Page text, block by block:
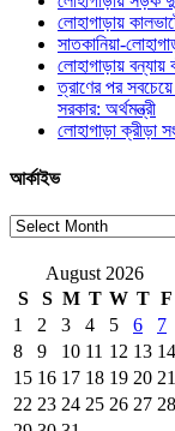
লোহাগাড়ায়
সাতকানিয়া-
লোহাগাড়ায় বন্যায়
ত্রাণের পর
সরকার: অর্থমন্ত্রী
লোহাগাড়া ক্রীড়া
আর্কাইভ
আর্কাইভ
August 2026
S
S M T W T F
1
2 3 4 5 6
7
8
9 10 11 12 13 14
15 16 17 18 19 20 21
22 23 24 25 26 27 28